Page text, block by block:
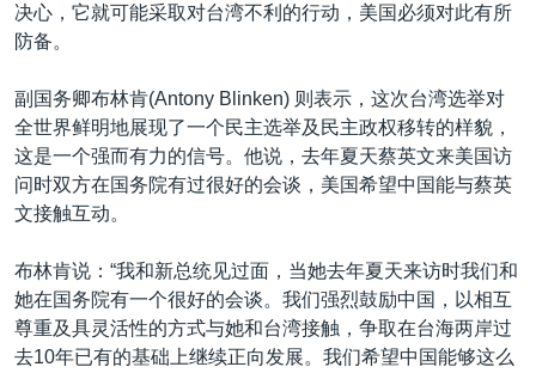
决心，它就可能采取对台湾不利的行动，美国必须对此有所
防备。
副国务卿布林肯(Antony Blinken) 则表示，这次台湾选举对
全世界鲜明地展现了一个民主选举及民主政权移转的样貌，
这是一个强而有力的信号。他说，去年夏天蔡英文来美国访
问时双方在国务院有过很好的会谈，美国希望中国能与蔡英
文接触互动。
布林肯说：“我和新总统见过面，当她去年夏天来访时我们和
她在国务院有一个很好的会谈。我们强烈鼓励中国，以相互
尊重及具灵活性的方式与她和台湾接触，争取在台海两岸过
去10年已有的基础上继续正向发展。我们希望中国能够这么